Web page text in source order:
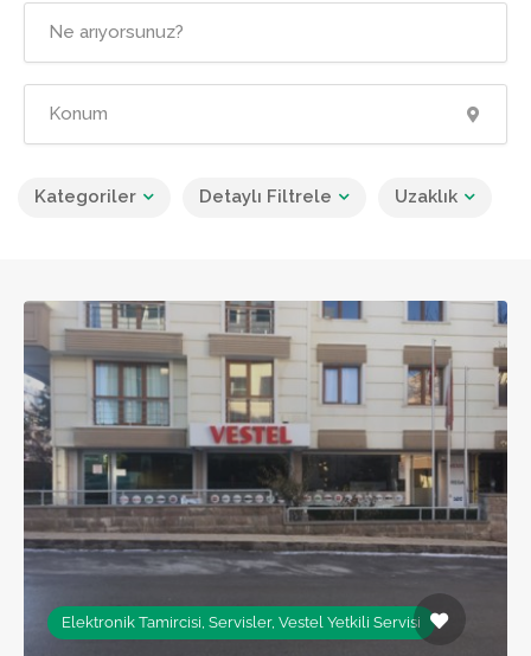
Kategoriler Detaylı Filtrele Uzaklık
Elektronik Tamircisi, Servisler, Vestel Yetkili Servisi